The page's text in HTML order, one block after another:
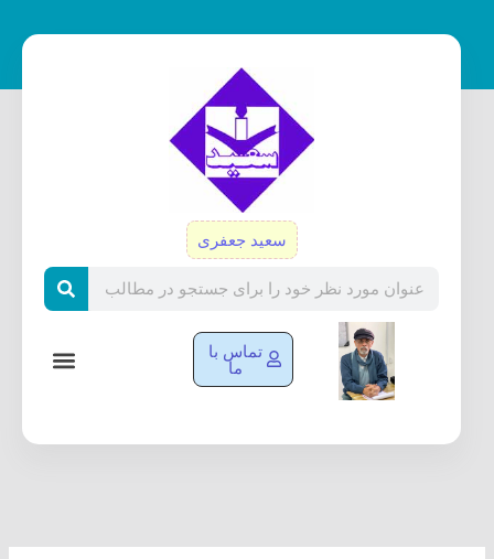
سعید جعفری
تماس با
ما